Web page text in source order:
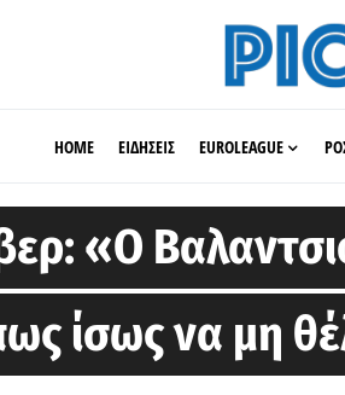
HOME ΕΙΔΗΣΕΙΣ EUROLEAGUE
«Ο
ίσως να μη